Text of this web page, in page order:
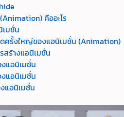
hide
คืออะไร
เมชั่น
ดครั้งใหญ่ของแอนิเมชั่น (Animation)
สร้างแอนิเมชั่น
งแอนิเมชั่น
แอนิเมชั่น
แอนิเมชั่น